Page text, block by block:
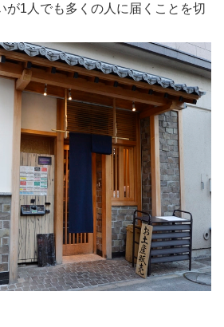
が1人でも多くの人に届くことを切